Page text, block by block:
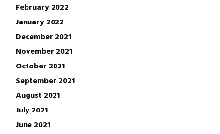
February 2022
January 2022
December 2021
November 2021
October 2021
September 2021
August 2021
July 2021
June 2021